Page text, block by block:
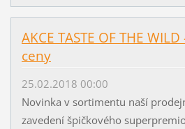
AKCE TASTE OF THE
ceny
25.02.2018 00:00
Novinka v sortimentu naší
zavedení špičkového